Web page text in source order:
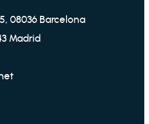
08036 Barcelona
Madrid